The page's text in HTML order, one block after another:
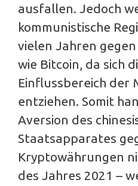
ausfallen. Jedoch
kommunistische
vielen Jahren
wie Bitcoin, da sich
Einflussbereich der
entziehen. Somit
Aversion des
Staatsapparates
Kryptowährungen
des Jahres 2021 –